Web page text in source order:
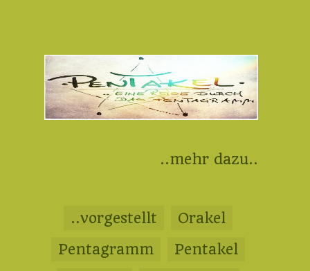
..mehr dazu..
..vorgestellt
Orakel
Pentagramm
Pentakel